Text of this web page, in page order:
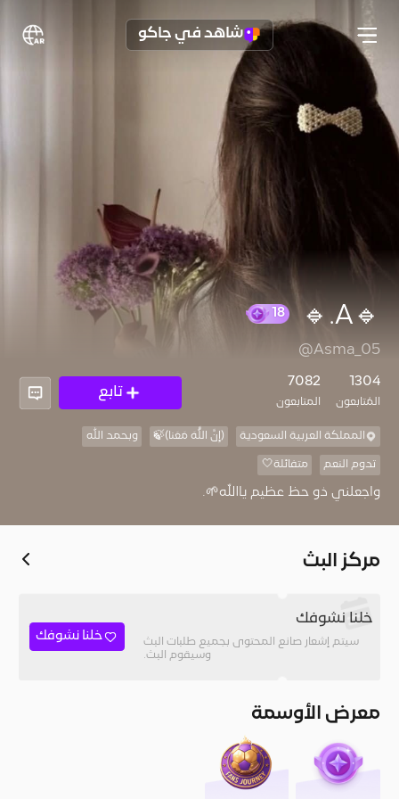
شاهد في جاكو
🔹A.🔹
@Asma_05
1304
المُتابعون
7082
المتابعون
تابع
المملكة العربية السعودية ﴿إِنَّ اللَّهَ مَعَنا﴾🍃 وبحمد الله
تدوم النعم متفائلة🤍
واجعلني ذو حظ عظيم ياالله🌱.
مركز البث
خلنا نشوفك
سيتم إشعار صانع المحتوى بجميع طلبات البث
وسيقوم البث.
خلنا نشوفك
معرض الأوسمة